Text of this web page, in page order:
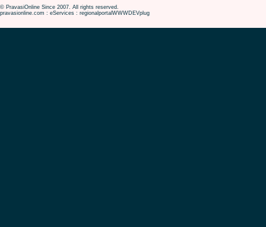
© PravasiOnline Since 2007. All rights reserved.
pravasionline.com : eServices : regionalportalWWWDEVplug